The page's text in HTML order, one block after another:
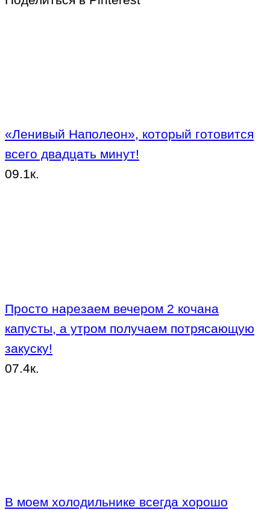
«Ленивый Наполеон», который готовится
всего двадцать минут!
09.1к.
Просто нарезаем вечером 2 кочана
капусты, а утром получаем потрясающую
закуску!
07.4к.
В моем холодильнике всегда хорошо